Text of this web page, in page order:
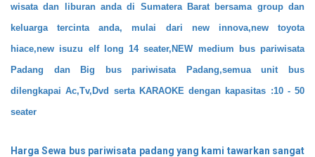
wisata dan liburan anda di Sumatera Barat bersama group dan
keluarga tercinta anda, mulai dari new innova,new toyota
hiace,new isuzu elf long 14 seater,NEW medium bus pariwisata
Padang dan Big bus pariwisata Padang,semua unit bus
dilengkapai Ac,Tv,Dvd serta KARAOKE dengan kapasitas :10 - 50
seater
Harga Sewa bus pariwisata padang yang kami tawarkan sangat